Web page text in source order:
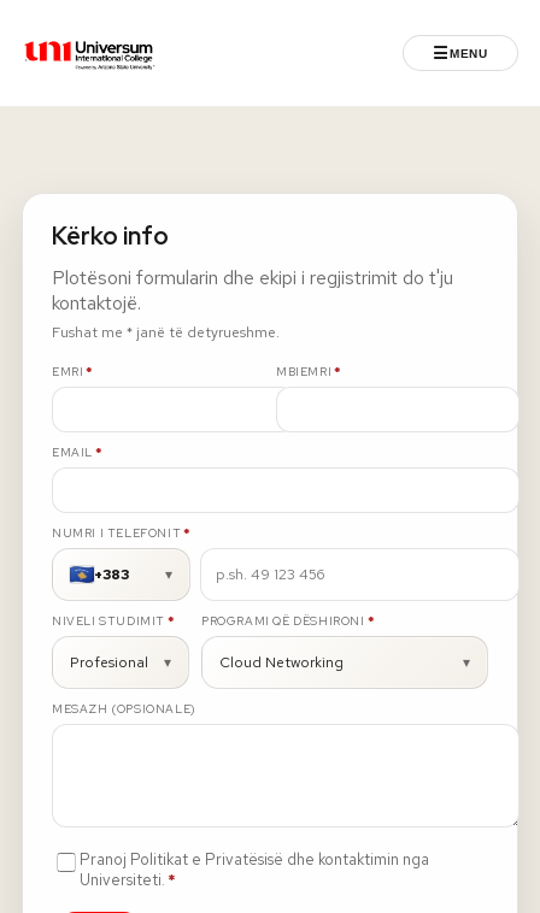
Universum University ☰MENU
Regjistrimet
Programet
Jeta Studentore
Ndërkombëtare
Fuqizuar nga ASU
Rreth nesh
Lajme
Kontakti
UMS Staff
Kërko info
Plotësoni formularin dhe ekipi i regjistrimit do t'ju
kontaktojë.
Fushat me * janë të detyrueshme.
EMRI *
E DETYRUESHME MBIEMRI *
E DETYRUESHME
EMAIL *
E DETYRUESHME
NUMRI I TELEFONIT*
E DETYRUESHME
+383 ▾
NIVELI STUDIMIT *
E DETYRUESHME
Profesional ▾
PROGRAMI QË DËSHIRONI *
E DETYRUESHME
Cloud Networking ▾
MESAZH (OPSIONALE)
Pranoj Politikat e Privatësisë dhe kontaktimin nga
Universiteti. *